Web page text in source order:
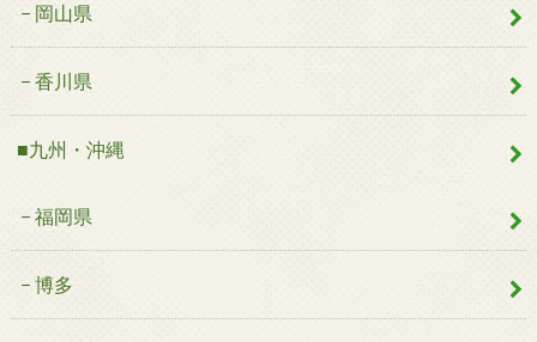
岡山県
香川県
■九州・沖縄
福岡県
博多